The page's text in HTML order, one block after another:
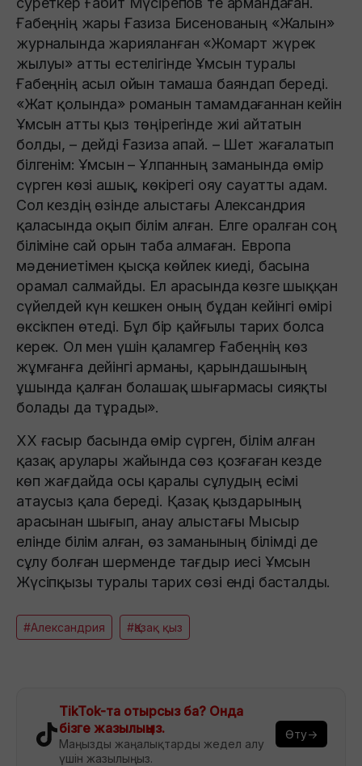
Ғабеңнің жары Ғазиза Бисенованың «Жалын»
журналында жарияланған «Жомарт жүрек
жылуы» атты естелігінде Ұмсын туралы
Ғабеңнің асыл ойын тамаша баяндап береді.
«Жат қолында» романын тамамдағаннан кейiн
Ұмсын атты қыз төңiрегiнде жиi айтатын
болды, – дейді Ғазиза апай. – Шет жағалатып
бiлгенiм: Ұмсын – Ұлпанның заманында өмiр
сүрген көзi ашық, көкiрегi ояу сауатты адам.
Сол кездiң өзiнде алыстағы Александрия
қаласында оқып бiлiм алған. Елге оралған соң
бiлiмiне сай орын таба алмаған. Европа
мәдениетiмен қысқа көйлек киедi, басына
орамал салмайды. Ел арасында көзге шыққан
сүйелдей күн кешкен оның бұдан кейiнгi өмiрi
өксiкпен өтедi. Бұл бiр қайғылы тарих болса
керек. Ол мен үшiн қаламгер Ғабеңнiң көз
жұмғанға дейiнгi арманы, қарындашының
ұшында қалған болашақ шығармасы сияқты
болады да тұрады».
ХХ ғасыр басында өмір сүрген, білім алған
қазақ арулары жайында сөз қозғаған кезде
көп жағдайда осы қаралы сұлудың есімі
атаусыз қала береді. Қазақ қыздарының
арасынан шығып, анау алыстағы Мысыр
елінде білім алған, өз заманының білімді де
сұлу болған шерменде тағдыр иесі Ұмсын
Жүсіпқызы туралы тарих сөзі енді басталды.
#Александрия #Қазақ қыз
TikTok-та отырсыз ба? Онда
бізге жазылыңыз.
Маңызды жаңалықтарды жедел алу
үшін жазылыңыз.
Өту→